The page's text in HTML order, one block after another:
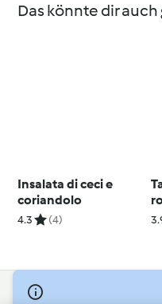
Das könnte dir
Insalata di ceci e
coriandolo
4.3 (4)
© Copyright 2026